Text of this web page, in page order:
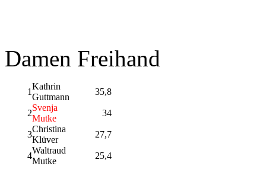
Damen Freihand
1
Kathrin
Guttmann
35,8
2
Svenja
Mutke
34
3
Christina
Klüver
27,7
4
Waltraud
Mutke
25,4